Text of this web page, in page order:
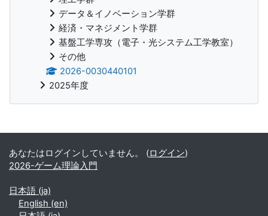
データ＆イノベーション学群
経済・マネジメント学群
基盤工学専攻（電子・光システム工学教室）
その他
2026-0030440101
2025年度
補助ブロック
あなたはログインしていません。 (ログイン)
2026-ゲーム理論入門
日本語 ‎(ja)‎
English ‎(en)‎